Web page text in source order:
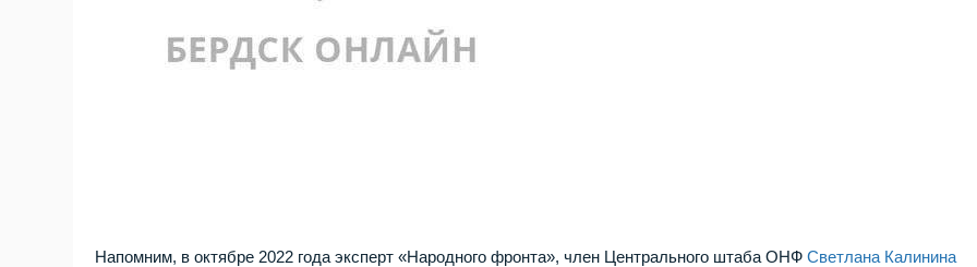
Напомним, в октябре 2022 года эксперт «Народного фронта», член Центрального штаба ОНФСветлана Калинина